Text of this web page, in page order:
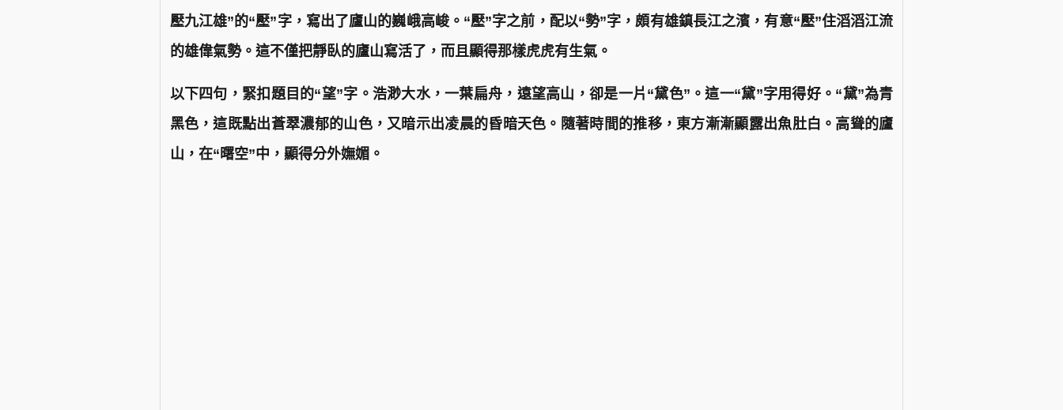
壓九江雄”的“壓”字，寫出了廬山的巍峨高峻。“壓”字之前，配以“勢”字，頗有雄鎮長江之濱，有意“壓”住滔滔江流
的雄偉氣勢。這不僅把靜臥的廬山寫活了，而且顯得那樣虎虎有生氣。
以下四句，緊扣題目的“望”字。浩渺大水，一葉扁舟，遠望高山，卻是一片“黛色”。這一“黛”字用得好。“黛”為青
黑色，這既點出蒼翠濃郁的山色，又暗示出凌晨的昏暗天色。隨著時間的推移，東方漸漸顯露出魚肚白。高聳的廬
山，在“曙空”中，顯得分外嫵媚。